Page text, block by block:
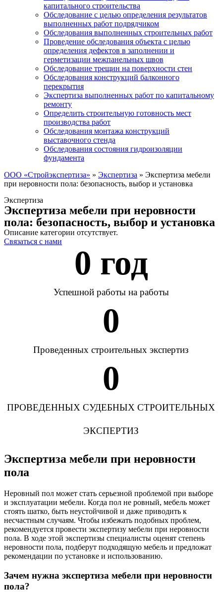
капитального строительства
Обследование с целью определения результатов
выполненных работ подрядчиком
Обследования выполненных строительных работ
Проведение обследования объекта с целью
определения дефектов в заполнении и
герметизации межпанельных швов
Обследование трещин на поверхности стен
Обследования конструкций балконного
перекрытия
Экспертиза выполненных работ по капитальному
ремонту
Определить строительную готовность мест
производства работ
Обследования монтажа конструкций
выставочного стенда
Обследования состояния гидроизоляции
фундамента
ООО «Стройэкспертиза» » Экспертиза » Экспертиза мебели
при неровности пола: безопасность, выбор и установка
Экспертиза
Экспертиза мебели при неровности
пола: безопасность, выбор и установка
Описание категории отсутствует.
Связаться с нами
0 год
Успешной работы на работы
0
Проведенных строительных экспертиз
0
ПРОВЕДЕННЫХ СУДЕБНЫХ СТРОИТЕЛЬНЫХ
ЭКСПЕРТИЗ
Экспертиза мебели при неровности
пола
Неровный пол может стать серьезной проблемой при выборе
и эксплуатации мебели. Когда пол не ровный, мебель может
стоять шатко, быть неустойчивой и даже приводить к
несчастным случаям. Чтобы избежать подобных проблем,
рекомендуется провести экспертизу мебели при неровности
пола. В ходе этой экспертизы специалисты оценят степень
неровности пола, подберут подходящую мебель и предложат
рекомендации по установке и использованию.
Зачем нужна экспертиза мебели при неровности
пола?